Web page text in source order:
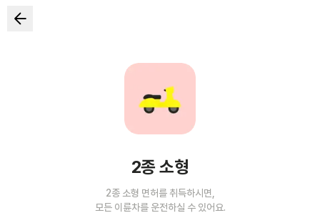
2종 소형
2종 소형 면허를 취득하시면,
모든 이륜차를 운전하실 수 있어요.